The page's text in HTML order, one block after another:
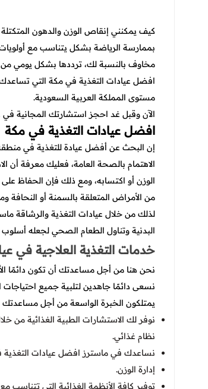
كيف يمكنني إنقاص الوزن والدهون
بممارسة الرياضة بشكل يتناسب مع
مخاوف بالنسبة لك، ترددها بشكل يومي
افضل عيادات التغذية في مكة التي
مستوى المملكة العربية السعودية.
الآن وقبل غد احجز استشارتك المجانية في
افضل عيادات التغذية في مكة
إن البحث عن أفضل عيادة للتغذية في
الاهتمام بالصحة العامة، فعليك معرفة أن
الوزن أو اكتسابه، ومع ذلك فإن الحفاظ
من الأمراض المتعلقة بالسمنة أو النحافة
لذلك من خلال عيادات التغذية والرشاقة
البدنية وتناول الطعام الصحي لجعله
خدمات التغذية العلاجية في
نحن هنا من أجل مساعدتك أن تكون دائمًا
نسعى دائمًا جاهدين لتلبية جميع احتياجات
يمتلكون الخبرة الواسعة من أجل مساعدتك
نوفر لك الاستشارات الطبية الغذائية من
نظام غذائي.
نساعدك في ماسترز افضل عيادات التغذية
إدارة الوزن.
توفير كافة الأنظمة الغذائية التي